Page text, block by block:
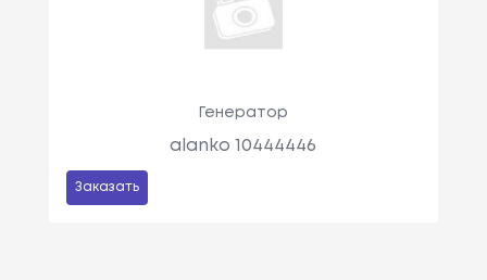
Генератор
alanko 10444446
Заказать